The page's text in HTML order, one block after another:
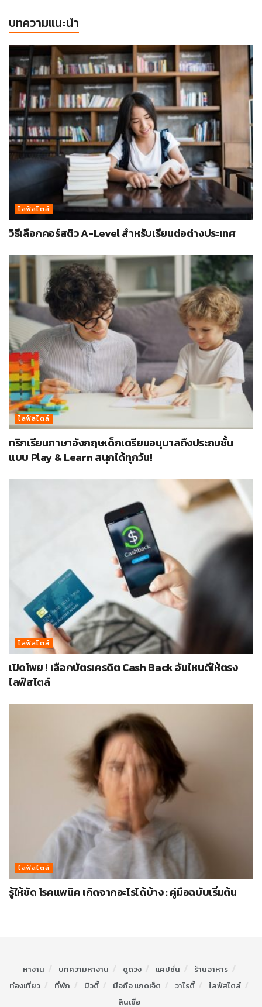
บทความแนะนำ
ไลฟ์สไตล์
วิธีเลือกคอร์สติว A-Level สำหรับเรียนต่อต่างประเทศ
ไลฟ์สไตล์
ทริกเรียนภาษาอังกฤษเด็กเตรียมอนุบาลถึงประถมชั้น
แบบ Play & Learn สนุกได้ทุกวัน!
ไลฟ์สไตล์
เปิดโพย ! เลือกบัตรเครดิต Cash Back อันไหนดีให้ตรง
ไลฟ์สไตล์
ไลฟ์สไตล์
รู้ให้ชัด โรคแพนิค เกิดจากอะไรได้บ้าง : คู่มือฉบับเริ่มต้น
หางาน บทความหางาน ดูดวง แคปชั่น
ร้านอาหาร
ท่องเที่ยว
ที่พัก บิวตี้ มือถือ แกดเจ็ต วาไรตี้
ไลฟ์สไตล์
สินเชื่อ